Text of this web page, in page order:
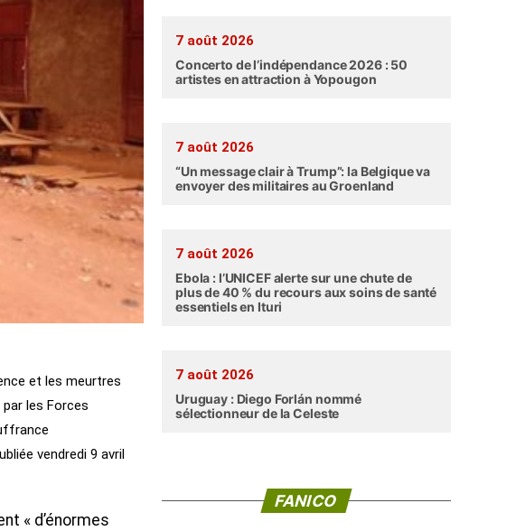
et les meurtres
les Forces
vendredi 9 avril
« d’énormes
7 août 2026
Concerto de l’indépendance 2026 : 50
artistes en attraction à Yopougon
7 août 2026
“Un message clair à Trump”: la Belgique va
envoyer des militaires au Groenland
7 août 2026
Ebola : l’UNICEF alerte sur une chute de
plus de 40 % du recours aux soins de santé
essentiels en Ituri
7 août 2026
Uruguay : Diego Forlán nommé
sélectionneur de la Celeste
FANICO